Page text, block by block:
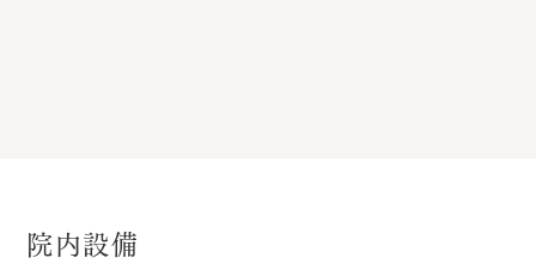
院内設備